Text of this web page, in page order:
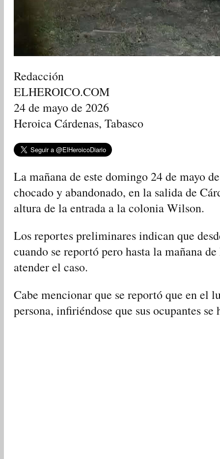
Redacción
ELHEROICO.COM
24 de mayo de 2026
Heroica Cárdenas, Tabasco
La mañana de este domingo 24 de mayo
chocado y abandonado, en la salida de
altura de la entrada a la colonia Wilson.
Los reportes preliminares indican que
cuando se reportó pero hasta la mañana
atender el caso.
Cabe mencionar que se reportó que en el
persona, infiriéndose que sus ocupantes